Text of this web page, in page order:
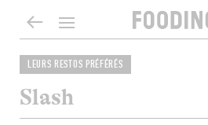
LEURS RESTOS PRÉFÉRÉS
Slash